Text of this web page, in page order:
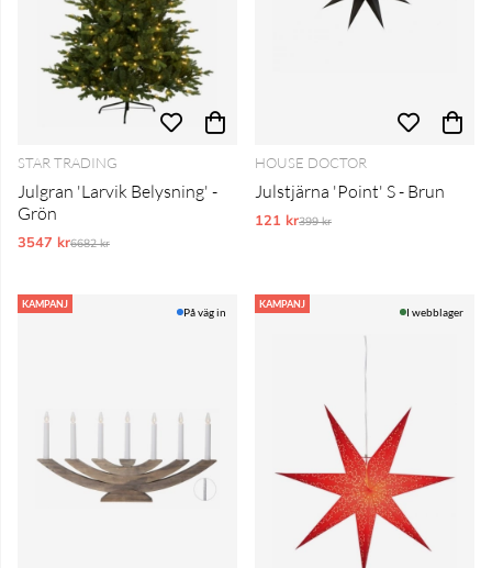
STAR TRADING
Julgran 'Larvik Belysning' -
Grön
3547 krOrdinarie pris:
6682 kr
HOUSE DOCTOR
Julstjärna 'Point' S - Brun
121 krOrdinarie pris:
399 kr
KAMPANJ
På väg in
KAMPANJ
I webblager